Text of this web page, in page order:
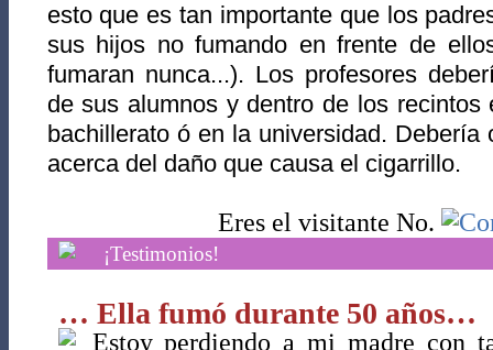
esto que es tan importante que los
sus hijos no fumando en frente de
fumaran nunca...). Los profesores
de sus alumnos y dentro de los recintos
bachillerato ó en la universidad. Debería
acerca del daño que causa el cigarrillo.
Eres el visitante No.
¡Testimonios!
… Ella fumó durante 50 años…
Estoy perdiendo a mi madre con